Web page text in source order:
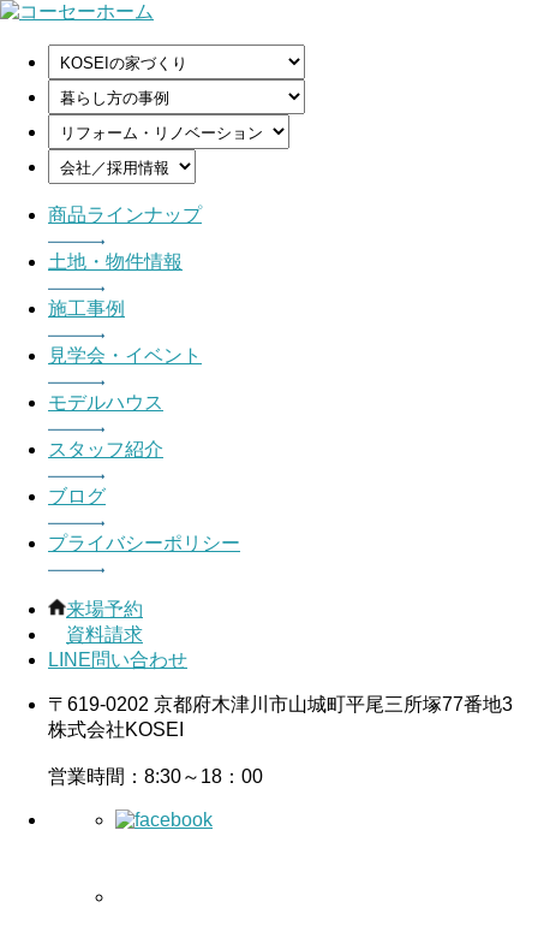
商品ラインナップ
土地・物件情報
施工事例
見学会・イベント
モデルハウス
スタッフ紹介
ブログ
プライバシーポリシー
来場予約
資料請求
LINE問い合わせ
〒619-0202 京都府木津川市山城町平尾三所塚77番地3
株式会社KOSEI
営業時間：8:30～18：00